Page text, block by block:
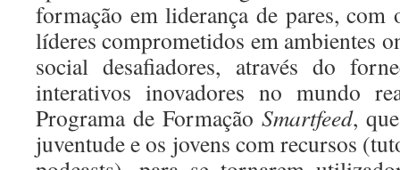
formação em liderança de pares,
líderes comprometidos em ambientes
social desafiadores, através do
interativos inovadores no mundo
Programa de Formação Smartfeed,
juventude e os jovens com recursos